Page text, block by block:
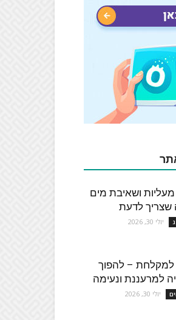
ושאיבת מים
שצריך לדעת
יולי 30, 2026
למקלחת – להפוך
למרעננת ונעימה
יולי 30, 2026